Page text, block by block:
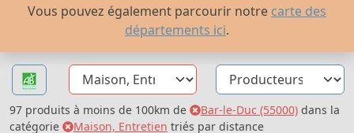
Vous pouvez également parcourir notre carte des
départements ici.
97 produits à moins de 100km de Bar-le-Duc (55000) dans la
catégorie
Maison, Entretien triés par distance